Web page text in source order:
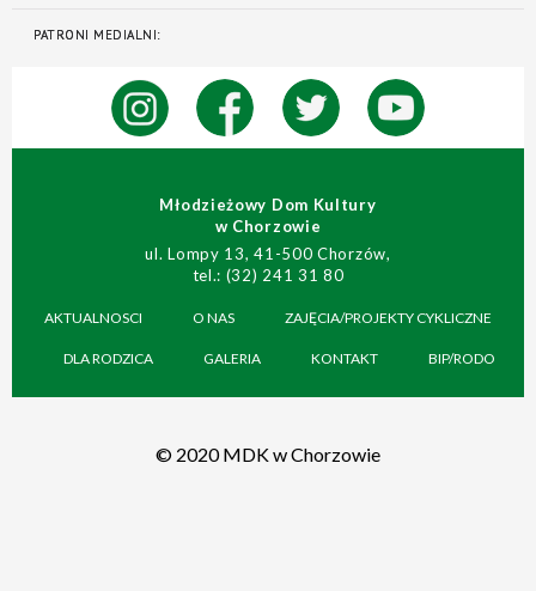
Młodzieżowy Dom Kultury
w Chorzowie
ul. Lompy 13, 41-500 Chorzów,
tel.: (32) 241 31 80
AKTUALNOSCI O NAS ZAJĘCIA/PROJEKTY CYKLICZNE
DLA RODZICA GALERIA KONTAKT BIP/RODO
© 2020 MDK w Chorzowie